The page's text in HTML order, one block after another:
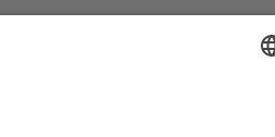
ALEMÁN